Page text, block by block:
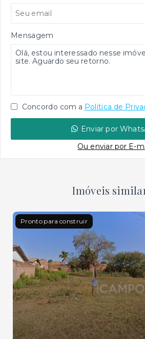
Mensagem
Concordo com a Política de
Enviar por
Ou enviar por E-
Imóveis
Pronto para construir